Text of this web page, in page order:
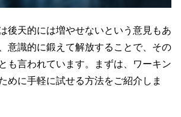
後天的には増やせないという意見もあ
意識的に鍛えて解放することで、その
も言われています。まずは、ワーキン
めに手軽に試せる方法をご紹介しま